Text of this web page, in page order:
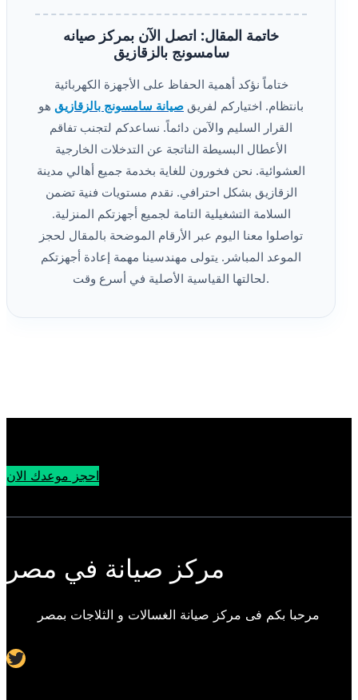
خاتمة المقال: اتصل الآن بمركز صيانه
سامسونج بالزقازيق
ختاماً نؤكد أهمية الحفاظ على الأجهزة الكهربائية
بانتظام. اختياركم لفريق صيانة سامسونج بالزقازيق هو
القرار السليم والآمن دائماً. نساعدكم لتجنب تفاقم
الأعطال البسيطة الناتجة عن التدخلات الخارجية
العشوائية. نحن فخورون للغاية بخدمة جميع أهالي مدينة
الزقازيق بشكل احترافي. نقدم مستويات فنية تضمن
السلامة التشغيلية التامة لجميع أجهزتكم المنزلية.
تواصلوا معنا اليوم عبر الأرقام الموضحة بالمقال لحجز
الموعد المباشر. يتولى مهندسينا مهمة إعادة أجهزتكم
لحالتها القياسية الأصلية في أسرع وقت.
احجز موعدك الان
مركز صيانة في مصر
مرحبا بكم فى مركز صيانة الغسالات و الثلاجات بمصر
Twitter